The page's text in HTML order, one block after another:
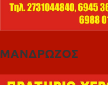
ΜΑΝΔΡΩΖΟΣ